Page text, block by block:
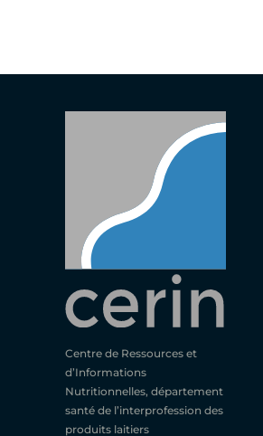
Centre de Ressources et
d’Informations
Nutritionnelles, département
santé de l’interprofession des
produits laitiers